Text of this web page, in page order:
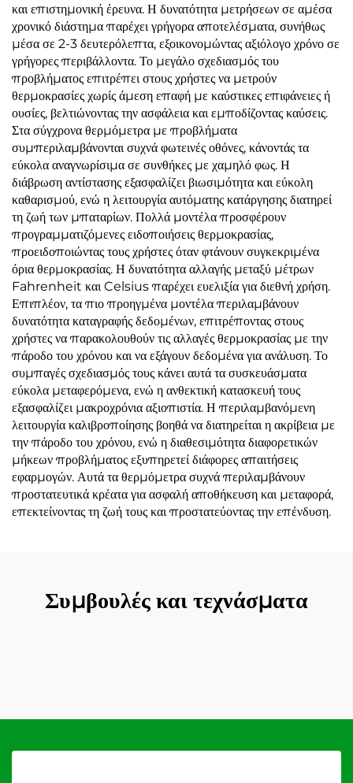
και επιστημονική έρευνα. Η δυνατότητα μετρήσεων σε αμέσα
χρονικό διάστημα παρέχει γρήγορα αποτελέσματα, συνήθως
μέσα σε 2-3 δευτερόλεπτα, εξοικονομώντας αξιόλογο χρόνο σε
γρήγορες περιβάλλοντα. Το μεγάλο σχεδιασμός του
προβλήματος επιτρέπει στους χρήστες να μετρούν
θερμοκρασίες χωρίς άμεση επαφή με καύστικες επιφάνειες ή
ουσίες, βελτιώνοντας την ασφάλεια και εμποδίζοντας καύσεις.
Στα σύγχρονα θερμόμετρα με προβλήματα
συμπεριλαμβάνονται συχνά φωτεινές οθόνες, κάνοντάς τα
εύκολα αναγνωρίσιμα σε συνθήκες με χαμηλό φως. Η
διάβρωση αντίστασης εξασφαλίζει βιωσιμότητα και εύκολη
καθαρισμού, ενώ η λειτουργία αυτόματης κατάργησης διατηρεί
τη ζωή των μπαταρίων. Πολλά μοντέλα προσφέρουν
προγραμματιζόμενες ειδοποιήσεις θερμοκρασίας,
προειδοποιώντας τους χρήστες όταν φτάνουν συγκεκριμένα
όρια θερμοκρασίας. Η δυνατότητα αλλαγής μεταξύ μέτρων
Fahrenheit και Celsius παρέχει ευελιξία για διεθνή χρήση.
Επιπλέον, τα πιο προηγμένα μοντέλα περιλαμβάνουν
δυνατότητα καταγραφής δεδομένων, επιτρέποντας στους
χρήστες να παρακολουθούν τις αλλαγές θερμοκρασίας με την
πάροδο του χρόνου και να εξάγουν δεδομένα για ανάλυση. Το
συμπαγές σχεδιασμός τους κάνει αυτά τα συσκευάσματα
εύκολα μεταφερόμενα, ενώ η ανθεκτική κατασκευή τους
εξασφαλίζει μακροχρόνια αξιοπιστία. Η περιλαμβανόμενη
λειτουργία καλιβροποίησης βοηθά να διατηρείται η ακρίβεια με
την πάροδο του χρόνου, ενώ η διαθεσιμότητα διαφορετικών
μήκεων προβλήματος εξυπηρετεί διάφορες απαιτήσεις
εφαρμογών. Αυτά τα θερμόμετρα συχνά περιλαμβάνουν
προστατευτικά κρέατα για ασφαλή αποθήκευση και μεταφορά,
επεκτείνοντας τη ζωή τους και προστατεύοντας την επένδυση.
Συμβουλές και τεχνάσματα